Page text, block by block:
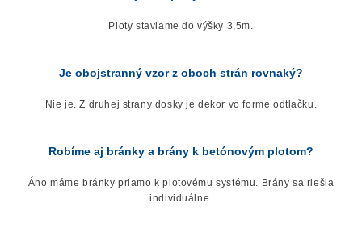
Ploty staviame do výšky 3,5m.
Je obojstranný vzor z oboch strán rovnaký?
Nie je. Z druhej strany dosky je dekor vo forme odtlačku.
Robíme aj bránky a brány k betónovým plotom?
Áno máme bránky priamo k plotovému systému. Brány sa riešia
individuálne.